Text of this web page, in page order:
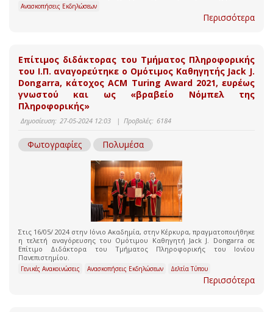
Ανασκοπήσεις Εκδηλώσεων
Περισσότερα
Επίτιμος διδάκτορας του Τμήματος Πληροφορικής
του Ι.Π. αναγορεύτηκε ο Ομότιμος Καθηγητής Jack J.
Dongarra, κάτοχος ACM Turing Award 2021, ευρέως
γνωστού και ως «βραβείο Νόμπελ της
Πληροφορικής»
Δημοσίευση: 27-05-2024 12:03 | Προβολές: 6184
Φωτογραφίες Πολυμέσα
Στις 16/05/ 2024 στην Ιόνιο Ακαδημία, στην Κέρκυρα, πραγματοποιήθηκε
η τελετή αναγόρευσης του Ομότιμου Καθηγητή Jack J. Dongarra σε
Επίτιμο Διδάκτορα του Τμήματος Πληροφορικής του Ιονίου
Πανεπιστημίου.
Γενικές Ανακοινώσεις Ανασκοπήσεις Εκδηλώσεων Δελτία Τύπου
Περισσότερα